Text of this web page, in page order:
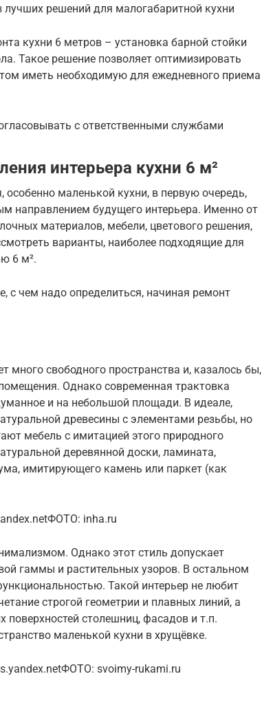
лучших решений для малогабаритной кухни
кухни 6 метров – установка барной стойки
Такое решение позволяет оптимизировать
иметь необходимую для ежедневного приема
с ответственными службами
интерьера кухни 6 м²
маленькой кухни, в первую очередь,
направлением будущего интерьера. Именно от
материалов, мебели, цветового решения,
варианты, наиболее подходящие для
6 м².
с чем надо определиться, начиная ремонт
много свободного пространства и, казалось бы,
Однако современная трактовка
и на небольшой площади. В идеале,
древесины с элементами резьбы, но
мебель с имитацией этого природного
деревянной доски, ламината,
имитирующего камень или паркет (как
inha.ru
Однако этот стиль допускает
гаммы и растительных узоров. В остальном
Такой интерьер не любит
строгой геометрии и плавных линий, а
столешниц, фасадов и т.п.
маленькой кухни в хрущёвке.
svoimy-rukami.ru